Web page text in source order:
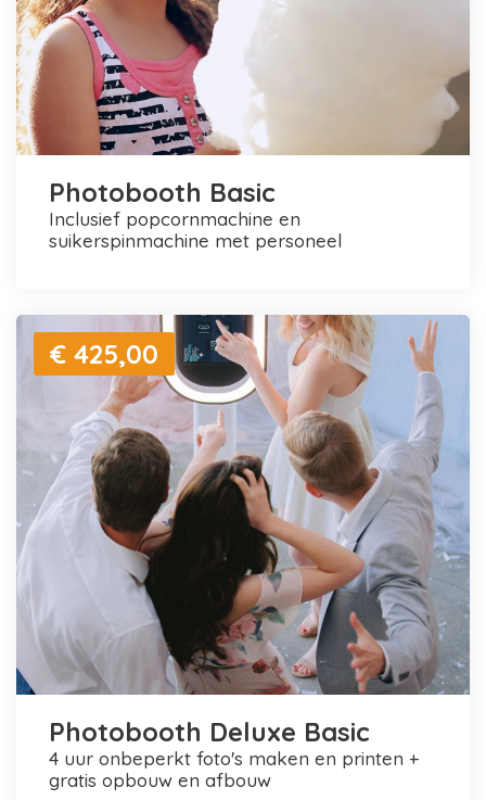
Photobooth Basic
inclusief popcornmachine en
suikerspinmachine met personeel
€ 425,00
Photobooth Deluxe Basic
4 uur onbeperkt foto's maken en printen +
gratis opbouw en afbouw